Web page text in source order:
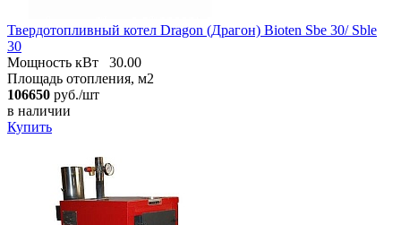
Твердотопливный котел Dragon (Драгон) Bioten Sbe 30/ Sble
30
Мощность кВт
30.00
Площадь отопления, м2
106650 руб./шт
в наличии
Купить